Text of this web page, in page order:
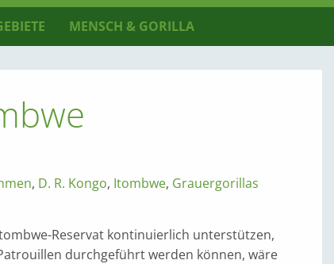
MENSCH & GORILLA
, D. R. Kongo, Itombwe, Grauergorillas
Reservat kontinuierlich unterstützen,
durchgeführt werden können, wäre